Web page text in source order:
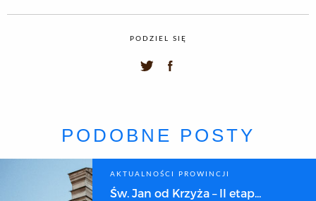
PODZIEL SIĘ
PODOBNE POSTY
AKTUALNOŚCI PROWINCJI
Św. Jan od Krzyża – II etap...